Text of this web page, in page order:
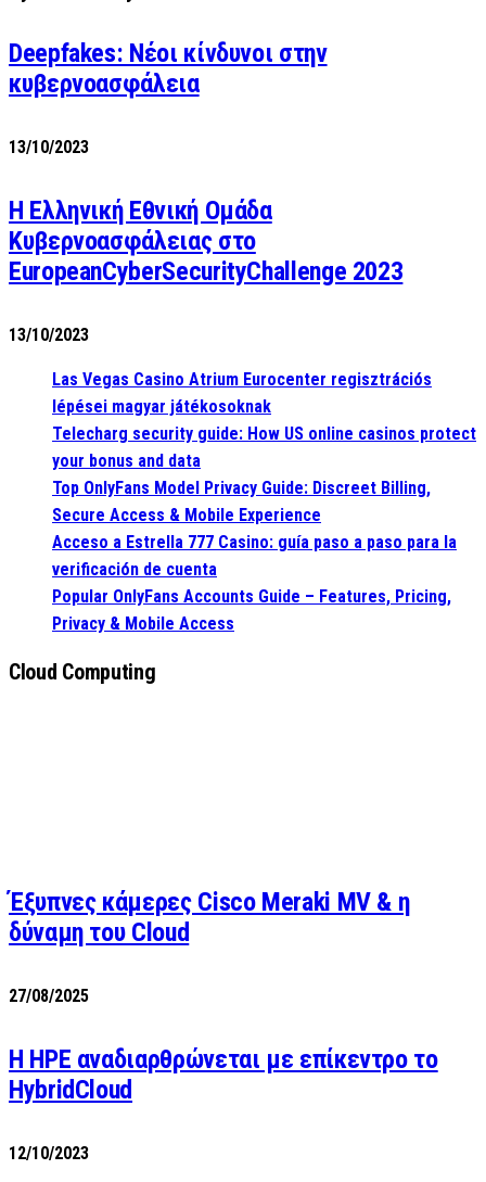
Deepfakes: Νέοι κίνδυνοι στην
κυβερνοασφάλεια
13/10/2023
Η Ελληνική Εθνική Ομάδα
Κυβερνοασφάλειας στο
EuropeanCyberSecurityChallenge 2023
13/10/2023
Las Vegas Casino Atrium Eurocenter regisztrációs
lépései magyar játékosoknak
Telecharg security guide: How US online casinos protect
your bonus and data
Top OnlyFans Model Privacy Guide: Discreet Billing,
Secure Access & Mobile Experience
Acceso a Estrella 777 Casino: guía paso a paso para la
verificación de cuenta
Popular OnlyFans Accounts Guide – Features, Pricing,
Privacy & Mobile Access
Cloud Computing
Έξυπνες κάμερες Cisco Meraki MV & η
δύναμη του Cloud
27/08/2025
H HPE αναδιαρθρώνεται με επίκεντρο το
HybridCloud
12/10/2023